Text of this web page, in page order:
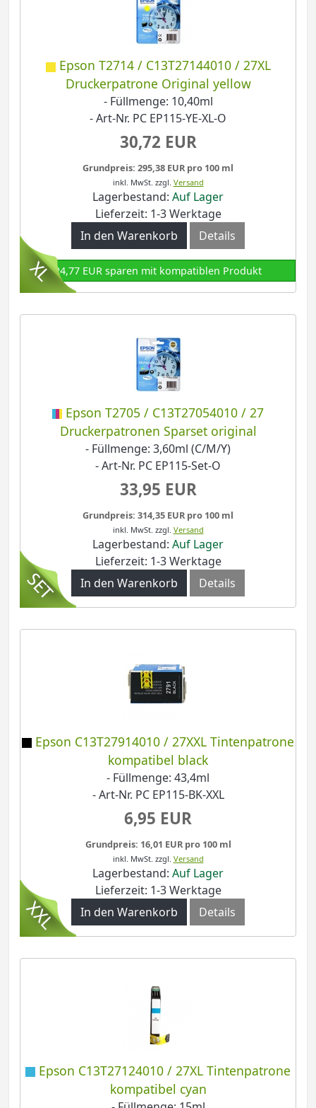
Epson T2714 / C13T27144010 / 27XL
Druckerpatrone Original yellow
- Füllmenge: 10,40ml
- Art-Nr. PC EP115-YE-XL-O
30,72 EUR
Grundpreis: 295,38 EUR pro 100 ml
inkl. MwSt. zzgl. Versand
Lagerbestand: Auf Lager
Lieferzeit: 1-3 Werktage
In den Warenkorb
Details
24,77 EUR sparen mit kompatiblen Produkt
Epson T2705 / C13T27054010 / 27
Druckerpatronen Sparset original
- Füllmenge: 3,60ml (C/M/Y)
- Art-Nr. PC EP115-Set-O
33,95 EUR
Grundpreis: 314,35 EUR pro 100 ml
inkl. MwSt. zzgl. Versand
Lagerbestand: Auf Lager
Lieferzeit: 1-3 Werktage
In den Warenkorb
Details
Epson C13T27914010 / 27XXL Tintenpatrone
kompatibel black
- Füllmenge: 43,4ml
- Art-Nr. PC EP115-BK-XXL
6,95 EUR
Grundpreis: 16,01 EUR pro 100 ml
inkl. MwSt. zzgl. Versand
Lagerbestand: Auf Lager
Lieferzeit: 1-3 Werktage
In den Warenkorb
Details
Epson C13T27124010 / 27XL Tintenpatrone
kompatibel cyan